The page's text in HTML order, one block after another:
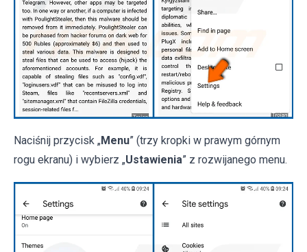
Naciśnij przycisk „Menu” (trzy kropki w prawym górnym
rogu ekranu) i wybierz „Ustawienia” z rozwijanego menu.